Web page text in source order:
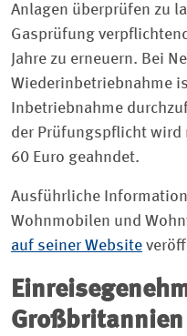
Anlagen überprüfen zu
Gasprüfung
Jahre zu erneuern. Bei
Wiederinbetriebnahme
Inbetriebnahme
der Prüfungspflicht wird
60 Euro geahndet.
Ausführliche
Wohnmobilen und
auf seiner Website